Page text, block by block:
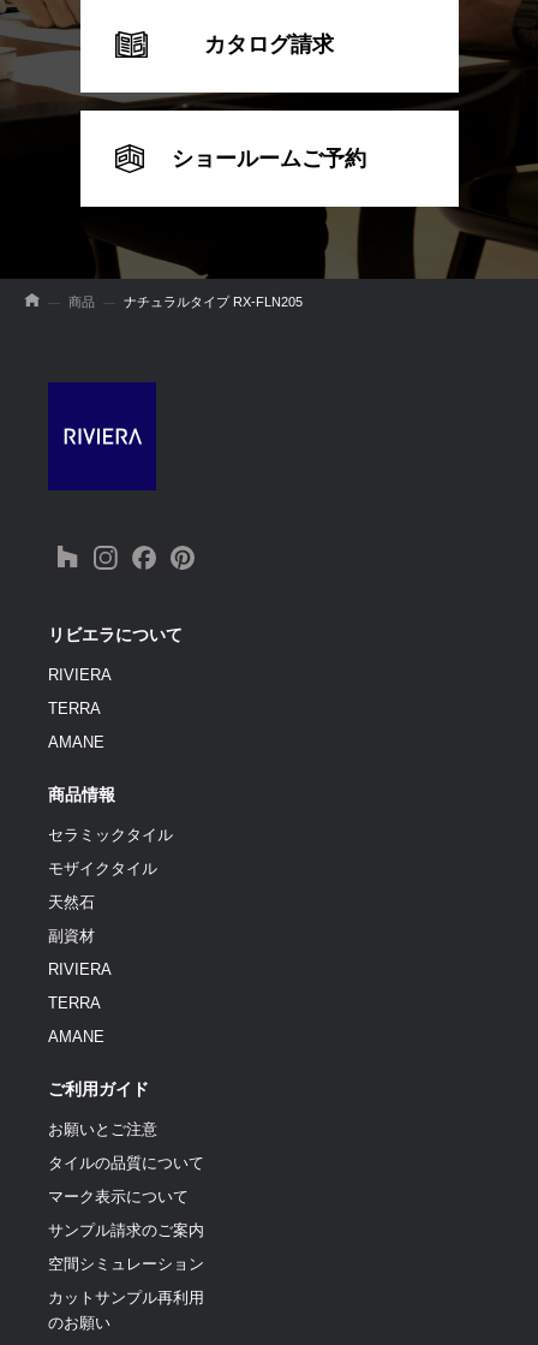
カタログ請求
ショールームご予約
商品 ナチュラルタイプ RX-FLN205
リビエラについて
RIVIERA
TERRA
AMANE
商品情報
セラミックタイル
モザイクタイル
天然石
副資材
RIVIERA
TERRA
AMANE
ご利用ガイド
お願いとご注意
タイルの品質について
マーク表示について
サンプル請求のご案内
空間シミュレーション
カットサンプル再利用
のお願い